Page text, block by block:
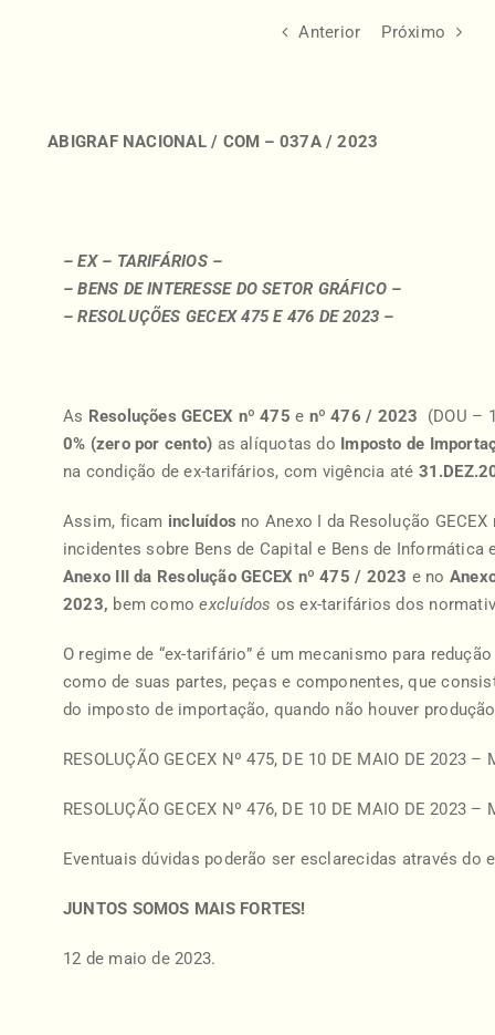
Anterior Próximo
ABIGRAF NACIONAL / COM – 037A / 2023
– EX – TARIFÁRIOS –
– BENS DE INTERESSE DO SETOR GRÁFICO –
– RESOLUÇÕES GECEX 475 E 476 DE 2023 –
As Resoluções GECEX nº475 e nº 476 / 2023
(DOU –
0% (zero por cento) as alíquotas do Imposto de
na condição de ex-tarifários, com vigência até
Assim, ficam incluídos no Anexo I da Resolução
incidentes sobre Bens de Capital e Bens de
Anexo III da Resolução GECEX nº 475 / 2023 e no
2023, bem comoexcluídos os ex-tarifários dos
O regime de “ex-tarifário” é um mecanismo para
como de suas partes, peças e componentes, que
do imposto de importação, quando não houver
RESOLUÇÃO GECEX Nº 475, DE 10 DE MAIO DE 2023 –
RESOLUÇÃO GECEX Nº 476, DE 10 DE MAIO DE 2023 –
Eventuais dúvidas poderão ser esclarecidas através do
JUNTOS SOMOS MAIS FORTES!
12 de maio de 2023.